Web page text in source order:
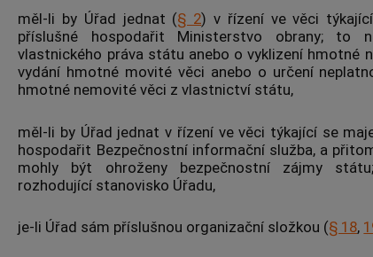
měl-li by Úřad jednat (§ 2) v řízení ve věci
příslušné hospodařit Ministerstvo obrany; to
vlastnického práva státu anebo o vyklizení hmotné
vydání hmotné movité věci anebo o určení
hmotné nemovité věci z vlastnictví státu,
měl-li by Úřad jednat v řízení ve věci týkající se
hospodařit Bezpečnostní informační služba, a
mohly být ohroženy bezpečnostní zájmy
rozhodující stanovisko Úřadu,
je-li Úřad sám příslušnou organizační složkou (§ 18,